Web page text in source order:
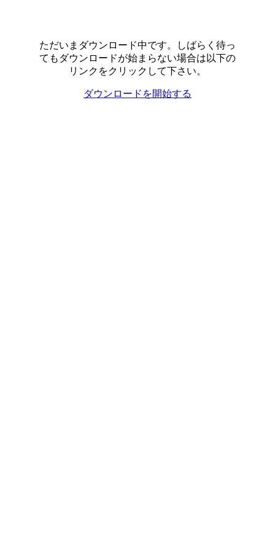
ただいまダウンロード中です。しばらく待っ
てもダウンロードが始まらない場合は以下の
リンクをクリックして下さい。
ダウンロードを開始する